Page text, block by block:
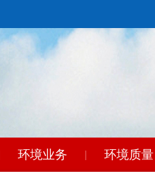
环境业务 | 环境质量